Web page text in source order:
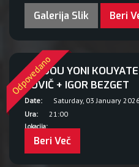
Galerija Slik Beri
SEYDOU YONI
SOVIČ + IGOR BEZGET
Date:
Saturday, 03 January 2026
Ura:
21:00
Lokacija:
Beri Več
Odpovedano